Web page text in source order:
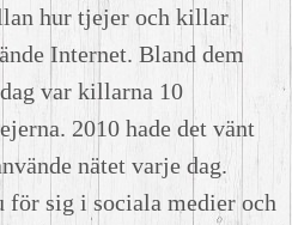
hur tjejer och killar
Internet. Bland dem
var killarna 10
2010 hade det vänt
nätet varje dag.
för sig i sociala medier och